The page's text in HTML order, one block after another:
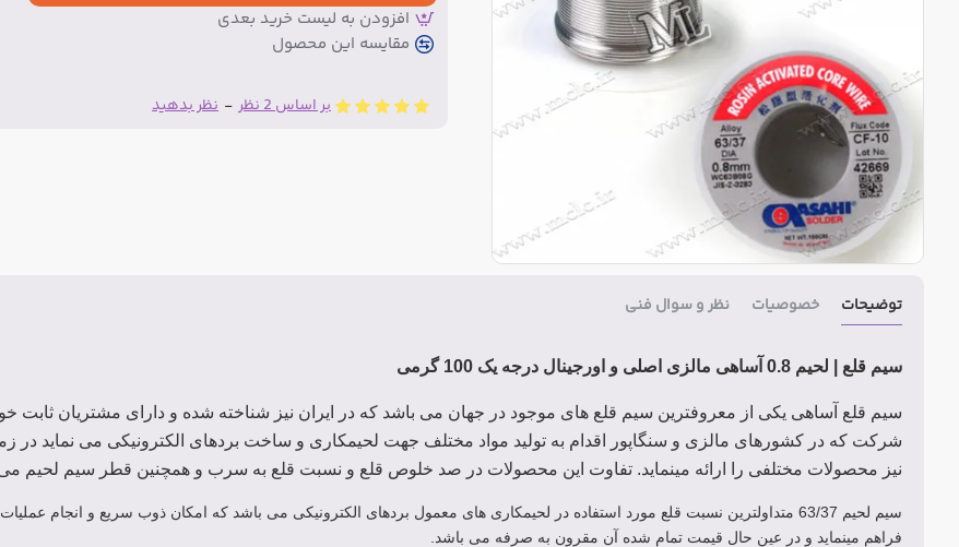
بر اساس 2 نظر - نظر بدهید
افزودن به لیست خرید بعدی
مقایسه این محصول
توضیحات خصوصیات نظر و سوال فنی
سیم قلع | لحیم 0.8 آساهی مالزی اصلی و اورجینال درجه یک 100 گرمی
سیم قلع آساهی یکی از معروفترین سیم قلع های موجود در جهان می باشد که در ایران نیز شناخته شده و دارای مشتریان ثابت
شرکت که در کشورهای مالزی و سنگاپور اقدام به تولید مواد مختلف جهت لحیمکاری و ساخت بردهای الکترونیکی می نماید در
نیز محصولات مختلفی را ارائه مینماید. تفاوت این محصولات در صد خلوص قلع و نسبت قلع به سرب و همچنین قطر سیم لحیم
سیم لحیم 63/37 متداولترین نسبت قلع مورد استفاده در لحیمکاری های معمول بردهای الکترونیکی می باشد که امکان ذوب سریع و انجام
فراهم مینماید و در عین حال قیمت تمام شده آن مقرون به صرفه می باشد.